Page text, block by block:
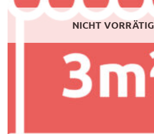
NICHT VORRÄTIG